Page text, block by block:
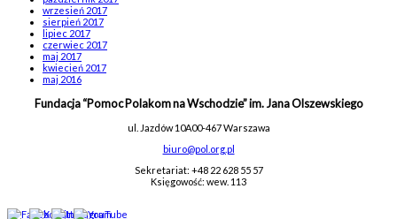
wrzesień 2017
sierpień 2017
lipiec 2017
czerwiec 2017
maj 2017
kwiecień 2017
maj 2016
Fundacja “Pomoc Polakom na Wschodzie” im. Jana Olszewskiego
ul. Jazdów 10A00-467 Warszawa
biuro@pol.org.pl
Sekretariat: +48 22 628 55 57
Księgowość: wew. 113